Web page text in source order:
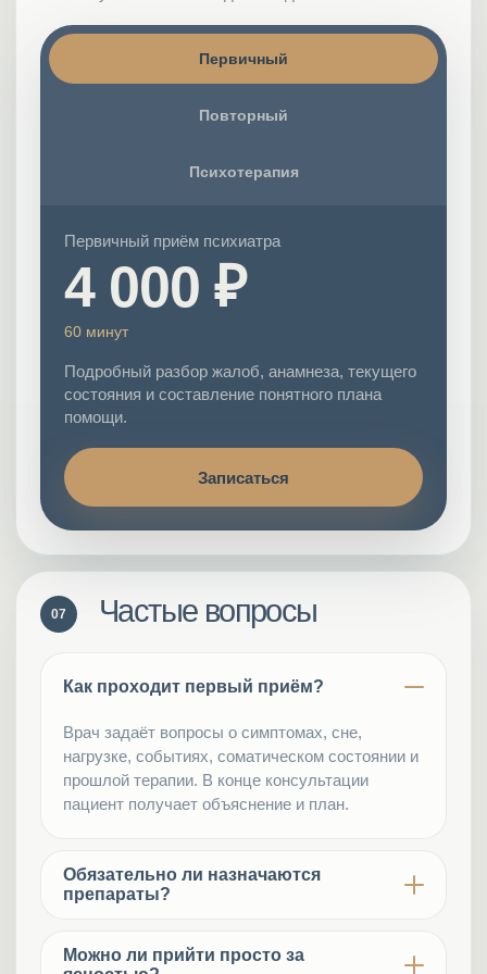
Первичный
Повторный
Психотерапия
Первичный приём психиатра
4 000 ₽
60 минут
Подробный разбор жалоб, анамнеза, текущего
состояния и составление понятного плана
помощи.
Записаться
07 Частые вопросы
Как проходит первый приём?
Врач задаёт вопросы о симптомах, сне,
нагрузке, событиях, соматическом состоянии и
прошлой терапии. В конце консультации
пациент получает объяснение и план.
Обязательно ли назначаются
препараты?
Иногда достаточно консультации,
Можно ли прийти просто за